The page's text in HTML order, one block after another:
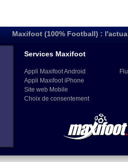
Maxifoot (100% Football) :
Services Maxifoot
Appli Maxifoot Android
Appli Maxifoot iPhone
Site web Mobile
Choix de consentement